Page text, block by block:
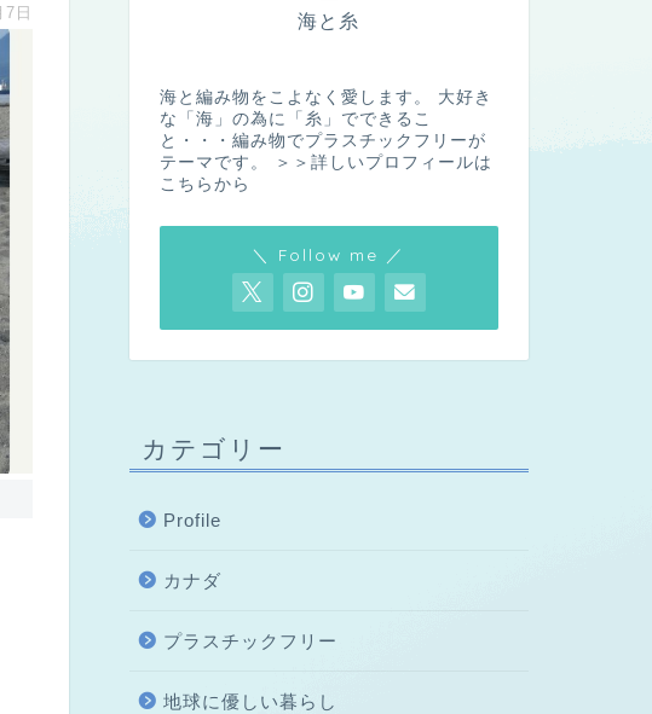
日 海と糸
海と編み物をこよなく愛します。 大好き
な「海」の為に「糸」でできるこ
と・・・編み物でプラスチックフリーが
テーマです。
＞＞詳しいプロフィールは
こちらから
＼ Follow me ／
カテゴリー
Profile
カナダ
プラスチックフリー
地球に優しい暮らし